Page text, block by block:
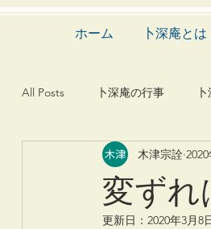
ホーム 卜深庵とは
All Posts 卜深庵の行事
漢詩 俳諧
建築 造園
変ず
木津宗詮
更新日： 2020年3月8